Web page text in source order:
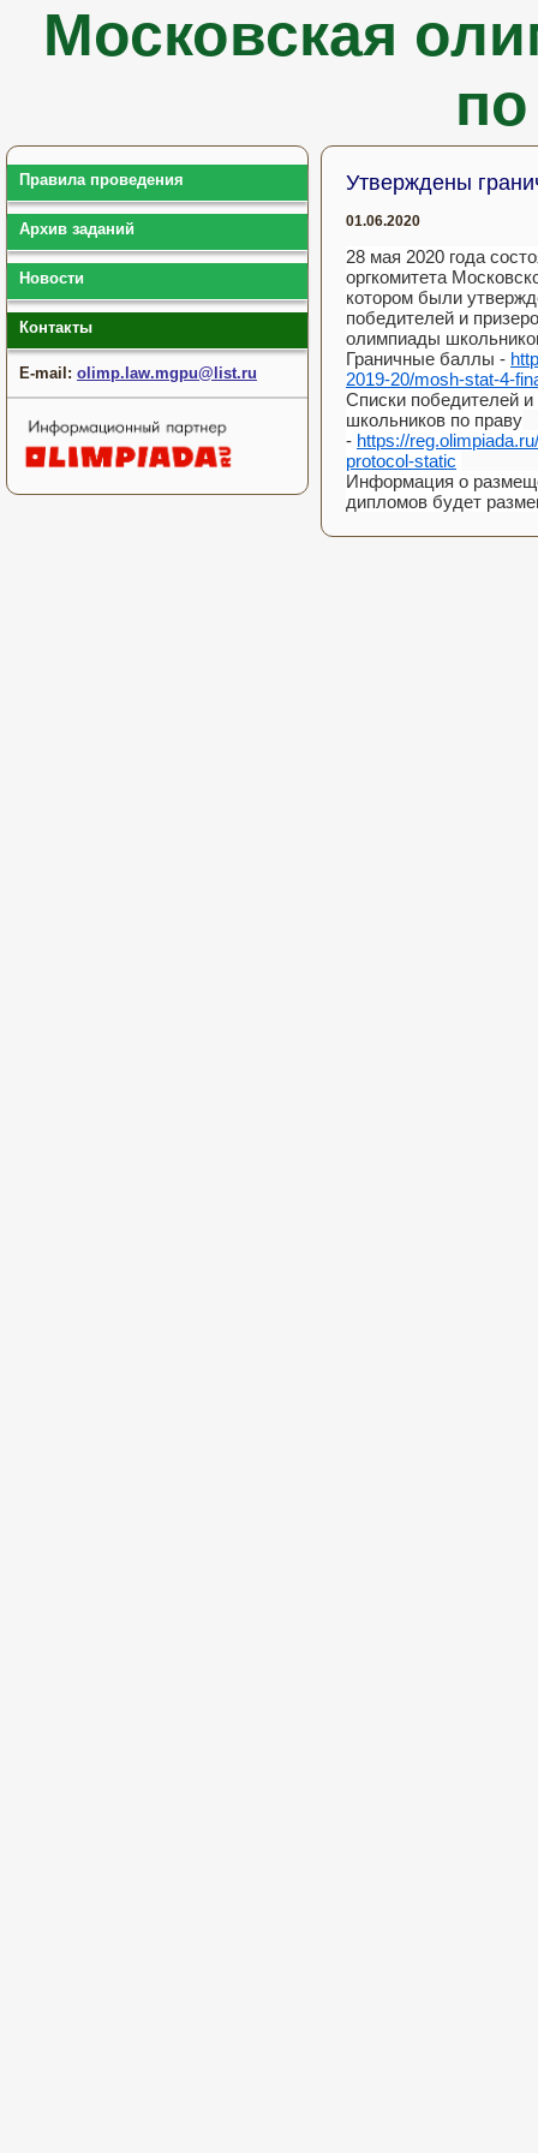
Московская
Правила проведения
Архив заданий
Новости
Контакты
E-mail: olimp.law.mgpu@list.ru
Утверждены
01.06.2020
28 мая 2020 года
оргкомитета
котором были
победителей и
олимпиады
Граничные баллы -
2019-20/mosh-stat-4-
Списки победителей
школьников по праву
- https://
protocol-static
Информация о
дипломов будет